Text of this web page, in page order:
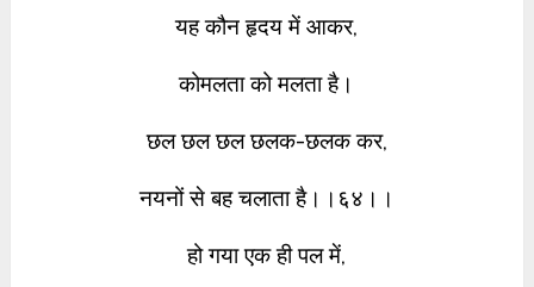
यह कौन हृदय में आकर,
कोमलता को मलता है।
छल छल छल छलक-छलक कर,
नयनों से बह चलाता है।।६४।।
हो गया एक ही पल में,